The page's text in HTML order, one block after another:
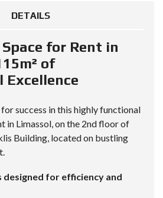
DETAILS
for Rent in
of
Excellence
success in this highly functional
in Limassol, on the 2nd floor of
Building, located on bustling
designed for efficiency and